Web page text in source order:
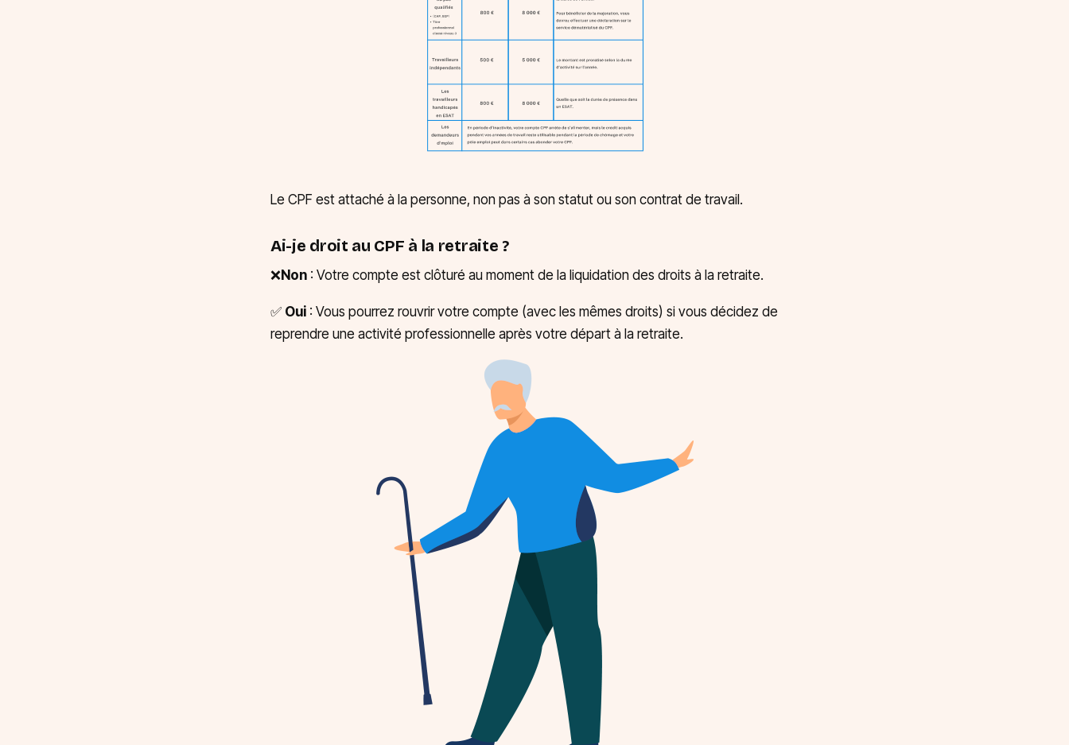
Le CPF est attaché à la personne, non pas à son statut ou son contrat de travail.
Ai-je droit au CPF à la retraite ?
❌Non : Votre compte est clôturé au moment de la liquidation des droits à la retraite.
✅ Oui : Vous pourrez rouvrir votre compte (avec les mêmes droits) si vous décidez de
reprendre une activité professionnelle après votre départ à la retraite.